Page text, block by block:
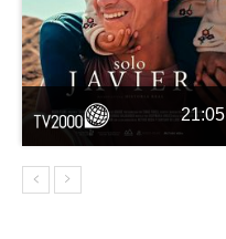
21:05